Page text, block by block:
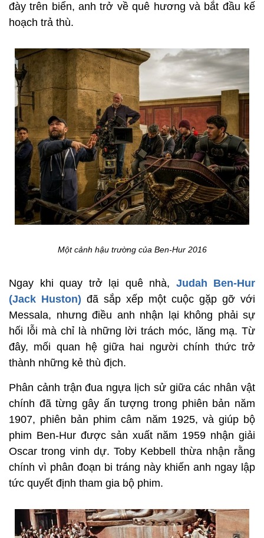
đày trên biển, anh trở về quê hương và bắt đầu kế
hoạch trả thù.
Một cảnh hậu trường của Ben-Hur 2016
Ngay khi quay trở lại quê nhà, Judah Ben-Hur
(Jack Huston) đã sắp xếp một cuộc gặp gỡ với
Messala, nhưng điều anh nhận lại không phải sự
hối lỗi mà chỉ là những lời trách móc, lăng mạ. Từ
đây, mối quan hệ giữa hai người chính thức trở
thành những kẻ thù địch.
Phân cảnh trận đua ngựa lịch sử giữa các nhân vật
chính đã từng gây ấn tượng trong phiên bản năm
1907, phiên bản phim câm năm 1925, và giúp bộ
phim Ben-Hur được sản xuất năm 1959 nhận giải
Oscar trong vinh dự. Toby Kebbell thừa nhận rằng
chính vì phân đoạn bi tráng này khiến anh ngay lập
tức quyết định tham gia bộ phim.